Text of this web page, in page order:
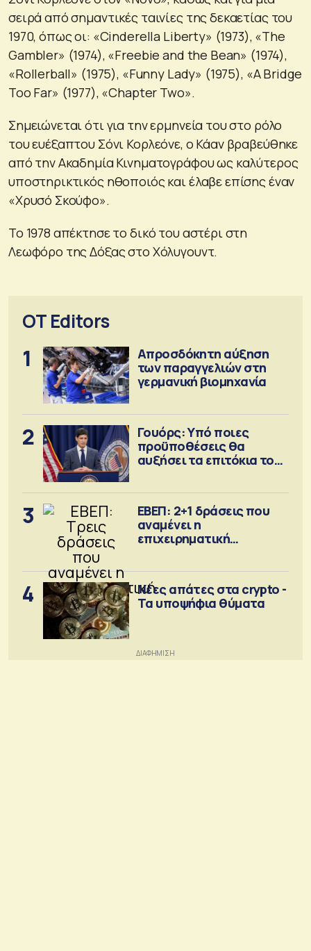
σειρά από σημαντικές ταινίες της δεκαετίας του
1970, όπως οι: «Cinderella Liberty» (1973), «The
Gambler» (1974), «Freebie and the Bean» (1974),
«Rollerball» (1975), «Funny Lady» (1975), «A Bridge
Too Far» (1977), «Chapter Two».
Σημειώνεται ότι για την ερμηνεία του στο ρόλο
του ευέξαπτου Σόνι Κορλεόνε, ο Κάαν βραβεύθηκε
από την Ακαδημία Κινηματογράφου ως καλύτερος
υποστηρικτικός ηθοποιός και έλαβε επίσης έναν
«Χρυσό Σκούφο».
Το 1978 απέκτησε το δικό του αστέρι στη
Λεωφόρο της Δόξας στο Χόλυγουντ.
OT Editors
1
Απροσδόκητη αύξηση
των παραγγελιών στη
γερμανική βιομηχανία
2
Γουόρς: Υπό ποιες
προϋποθέσεις θα
αυξήσει τα επιτόκια τον
3
ΕΒΕΠ: 2+1 δράσεις που
αναμένει η
επιχειρηματική
4
Νέες απάτες στα crypto -
Τα υποψήφια θύματα